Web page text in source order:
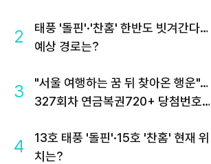
2
태풍 '돌핀'·'찬홈' 한반도 빗겨간다…
예상 경로는?
3
"서울 여행하는 꿈 뒤 찾아온 행운"…
327회차 연금복권720+ 당첨번호조
4
13호 태풍 '돌핀'·15호 '찬홈' 현재 위
치는?